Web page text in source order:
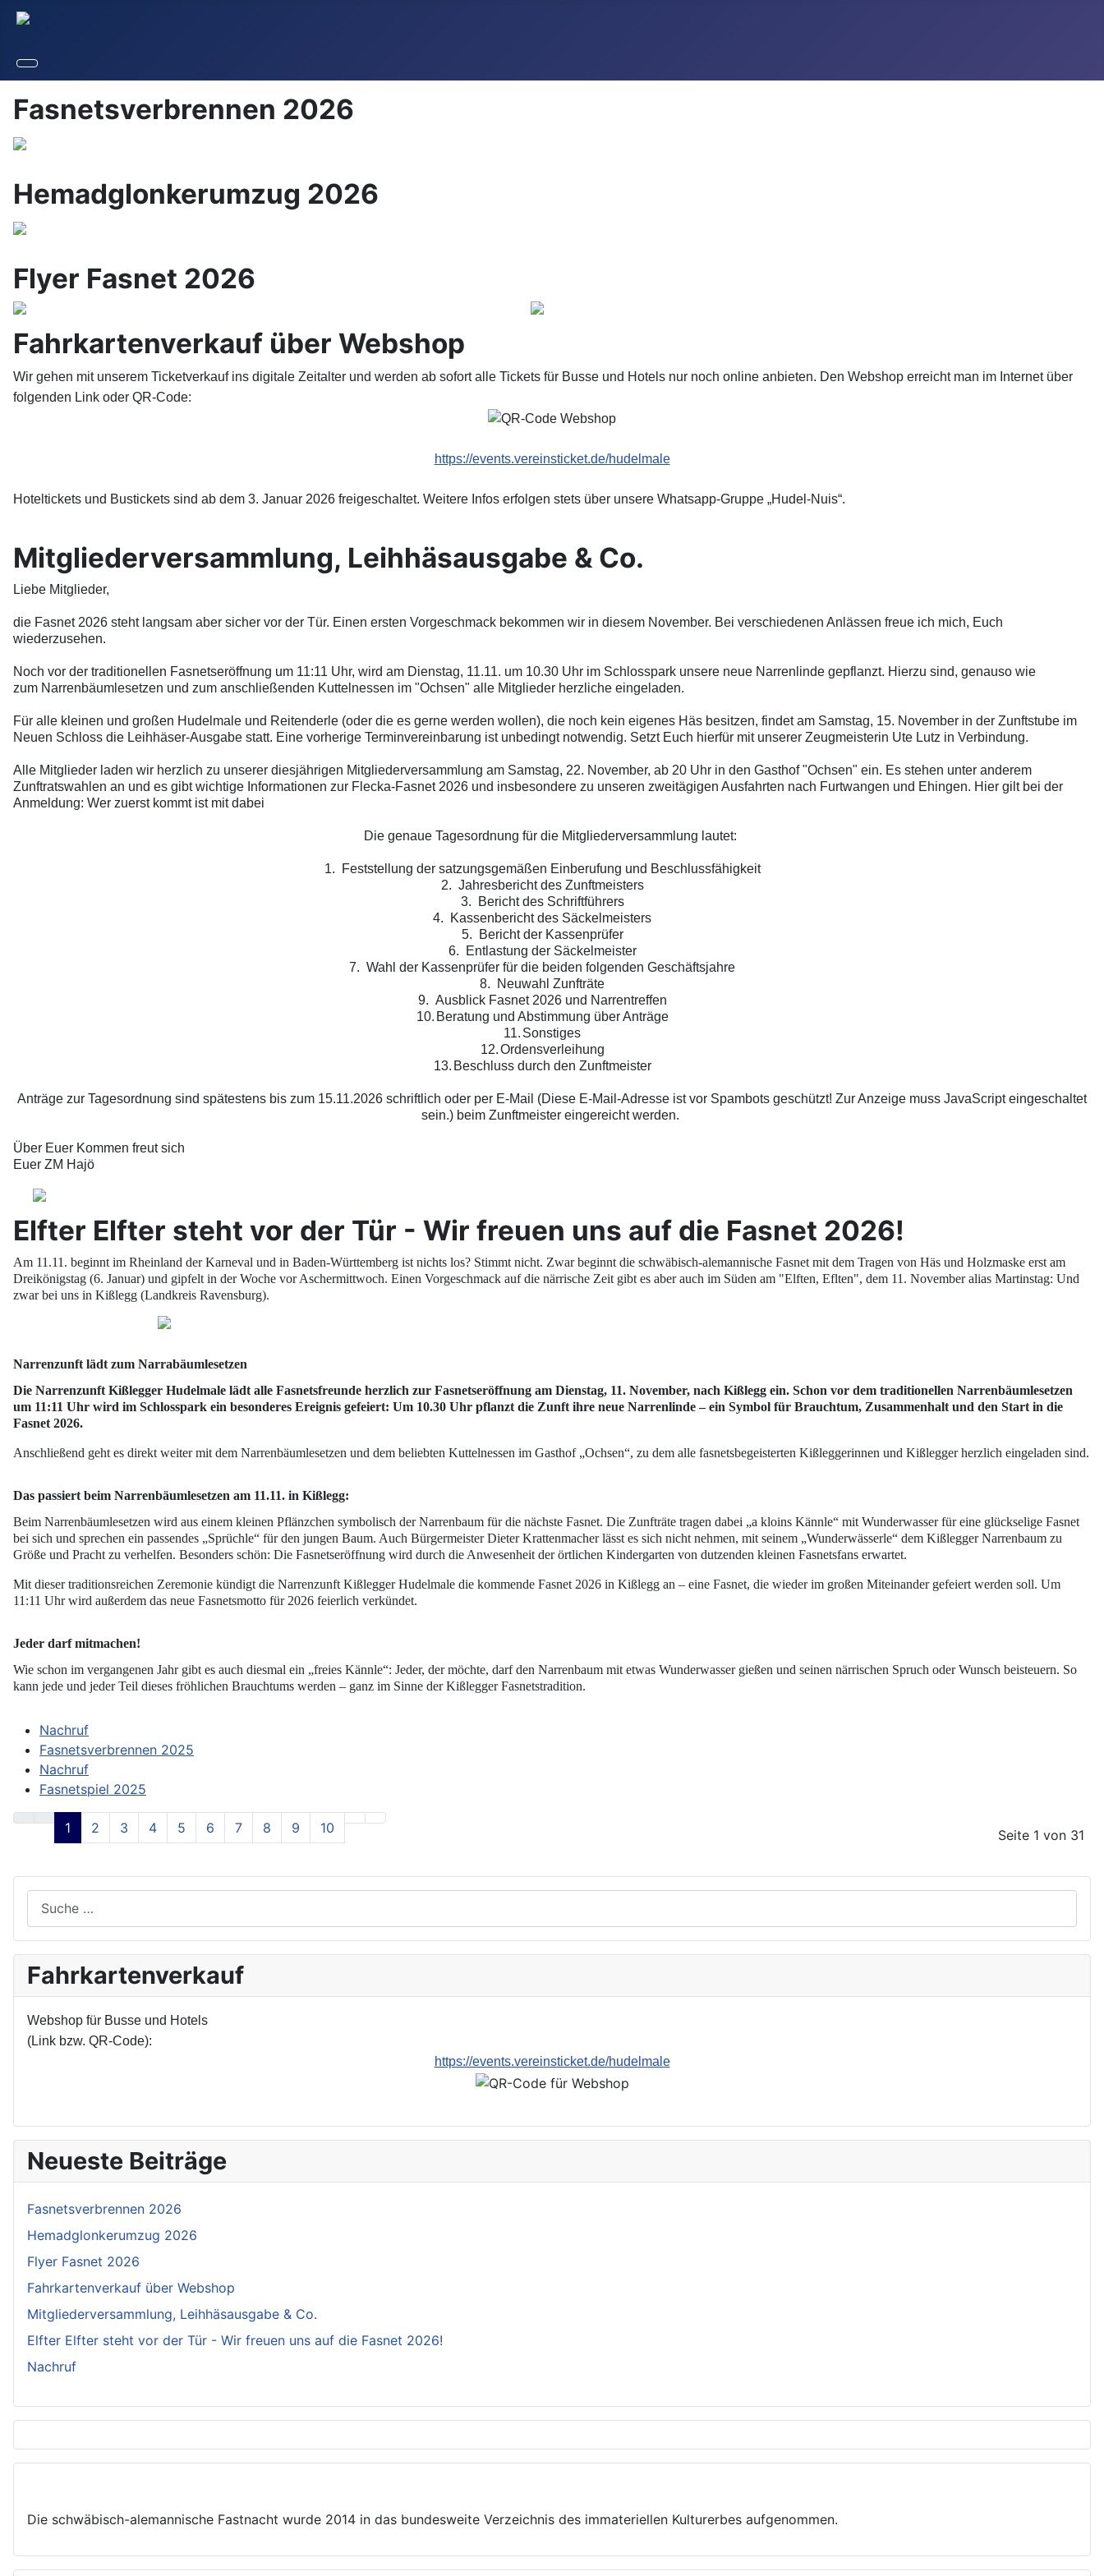
Fasnetsverbrennen 2026
Hemadglonkerumzug 2026
Flyer Fasnet 2026
Fahrkartenverkauf über Webshop
Wir gehen mit unserem Ticketverkauf ins digitale Zeitalter und werden ab sofort alle Tickets für Busse und Hotels nur noch online anbieten. Den Webshop erreicht man im Internet über
folgenden Link oder QR-Code:
https://events.vereinsticket.de/hudelmale
Hoteltickets und Bustickets sind ab dem 3. Januar 2026 freigeschaltet. Weitere Infos erfolgen stets über unsere Whatsapp-Gruppe „Hudel-Nuis“.
Mitgliederversammlung, Leihhäsausgabe & Co.
Liebe Mitglieder,
die Fasnet 2026 steht langsam aber sicher vor der Tür. Einen ersten Vorgeschmack bekommen wir in diesem November. Bei verschiedenen Anlässen freue ich mich, Euch
wiederzusehen.
Noch vor der traditionellen Fasnetseröffnung um 11:11 Uhr, wird am Dienstag, 11.11. um 10.30 Uhr im Schlosspark unsere neue Narrenlinde gepflanzt. Hierzu sind, genauso wie
zum Narrenbäumlesetzen und zum anschließenden Kuttelnessen im "Ochsen" alle Mitglieder herzliche eingeladen.
Für alle kleinen und großen Hudelmale und Reitenderle (oder die es gerne werden wollen), die noch kein eigenes Häs besitzen, findet am Samstag, 15. November in der Zunftstube im
Neuen Schloss die Leihhäser-Ausgabe statt. Eine vorherige Terminvereinbarung ist unbedingt notwendig. Setzt Euch hierfür mit unserer Zeugmeisterin Ute Lutz in Verbindung.
Alle Mitglieder laden wir herzlich zu unserer diesjährigen Mitgliederversammlung am Samstag, 22. November, ab 20 Uhr in den Gasthof "Ochsen" ein. Es stehen unter anderem
Zunftratswahlen an und es gibt wichtige Informationen zur Flecka-Fasnet 2026 und insbesondere zu unseren zweitägigen Ausfahrten nach Furtwangen und Ehingen. Hier gilt bei der
Anmeldung: Wer zuerst kommtist mit dabei
Die genaue Tagesordnung für die Mitgliederversammlung lautet:
1.
Feststellung der satzungsgemäßen Einberufung und Beschlussfähigkeit
2. Jahresbericht des Zunftmeisters
3.
Bericht des Schriftführers
4.
Kassenbericht des Säckelmeisters
5.
Bericht der Kassenprüfer
6.
Entlastung der Säckelmeister
7. Wahl der Kassenprüfer für die beiden folgenden Geschäftsjahre
8.
Neuwahl Zunfträte
9. Ausblick Fasnet 2026 und Narrentreffen
10. Beratung und Abstimmung über Anträge
11. Sonstiges
12.Ordensverleihung
13. Beschluss durch den Zunftmeister
Anträge zur Tagesordnung sind spätestens bis zum 15.11.2026 schriftlich oder per E-Mail (Diese E-Mail-Adresse ist vor Spambots geschützt! Zur Anzeige muss JavaScript eingeschaltet
sein.) beim Zunftmeister eingereicht werden.
Über Euer Kommen freut sich
Euer ZM Hajö
Elfter Elfter steht vor der Tür - Wir freuen uns auf die Fasnet 2026!
Am 11.11. beginnt im Rheinland der Karneval und in Baden-Württemberg ist nichts los? Stimmt nicht. Zwar beginnt die schwäbisch-alemannische Fasnet mit dem Tragen von Häs und Holzmaske erst am
Dreikönigstag (6. Januar) und gipfelt in der Woche vor Aschermittwoch. Einen Vorgeschmack auf die närrische Zeit gibt es aber auch im Süden am "Elften, Eflten", dem 11. November alias Martinstag: Und
zwar bei uns in Kißlegg (Landkreis Ravensburg).
Narrenzunft lädt zum Narrabäumlesetzen
Die Narrenzunft Kißlegger Hudelmale lädt alle Fasnetsfreunde herzlich zur Fasnetseröffnung am Dienstag, 11. November, nach Kißlegg ein. Schon vor dem traditionellen Narrenbäumlesetzen
um 11:11 Uhr wird im Schlosspark ein besonderes Ereignis gefeiert: Um 10.30 Uhr pflanzt die Zunft ihre neue Narrenlinde– ein Symbol für Brauchtum, Zusammenhalt und den Start in die
Fasnet 2026.
Anschließend geht es direkt weiter mit dem Narrenbäumlesetzen und dem beliebten Kuttelnessen im Gasthof „Ochsen“, zu dem alle fasnetsbegeisterten Kißleggerinnen und Kißlegger herzlich eingeladen sind.
Das passiert beim Narrenbäumlesetzen am 11.11. in Kißlegg:
Beim Narrenbäumlesetzen wird aus einem kleinen Pflänzchen symbolisch derNarrenbaum für die nächste Fasnet. Die Zunfträte tragen dabei „a kloins Kännle“ mit Wunderwasserfür eine glückselige Fasnet
bei sich und sprechen ein passendes „Sprüchle“ für den jungen Baum. Auch Bürgermeister Dieter Krattenmacherlässt es sich nicht nehmen, mit seinem „Wunderwässerle“ dem Kißlegger Narrenbaum zu
Größe und Pracht zu verhelfen. Besonders schön: Die Fasnetseröffnung wird durch die Anwesenheit der örtlichen Kindergarten von dutzenden kleinen Fasnetsfans erwartet.
Mit dieser traditionsreichen Zeremonie kündigt die Narrenzunft Kißlegger Hudelmale die kommende Fasnet 2026 in Kißlegg an – eine Fasnet, die wieder im großen Miteinander gefeiert werden soll. Um
11:11 Uhrwird außerdem das neue Fasnetsmotto für 2026 feierlich verkündet.
Jeder darf mitmachen!
Wie schon im vergangenen Jahr gibt es auch diesmal ein „freies Kännle“: Jeder, der möchte, darf den Narrenbaum mit etwas Wunderwasser gießen und seinen närrischen Spruch oder Wunsch beisteuern. So
kann jede und jeder Teil dieses fröhlichen Brauchtums werden – ganz im Sinne der Kißlegger Fasnetstradition.
Nachruf
Fasnetsverbrennen 2025
Nachruf
Fasnetspiel 2025
Seite 1 von 31
1 2 3 4 5 6 7 8 9 10
Fahrkartenverkauf
Webshop für Busse und Hotels
(Link bzw. QR-Code):
https://events.vereinsticket.de/hudelmale
Neueste Beiträge
Fasnetsverbrennen 2026
Hemadglonkerumzug 2026
Flyer Fasnet 2026
Fahrkartenverkauf über Webshop
Mitgliederversammlung, Leihhäsausgabe & Co.
Elfter Elfter steht vor der Tür - Wir freuen uns auf die Fasnet 2026!
Nachruf
Die schwäbisch-alemannische Fastnacht wurde 2014 in das bundesweite Verzeichnis des immateriellen Kulturerbes aufgenommen.